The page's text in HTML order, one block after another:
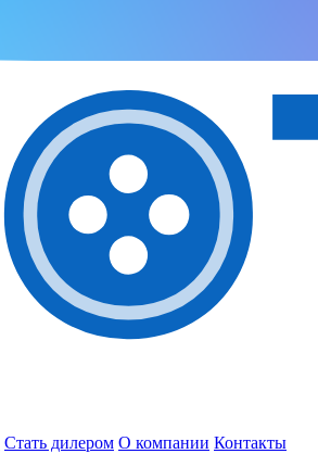
Стать дилером О компании Контакты